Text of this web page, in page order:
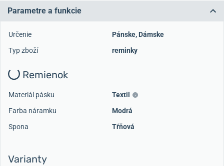
Parametre a funkcie
Určenie Pánske, Dámske
Typ zboží
reminky
Remienok
Materiál pásku
Textil
Farba náramku
Modrá
Spona
Tŕňová
Varianty